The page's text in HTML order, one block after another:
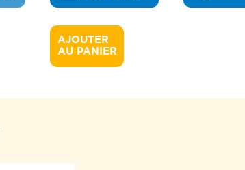
AJOUTER
AU PANIER